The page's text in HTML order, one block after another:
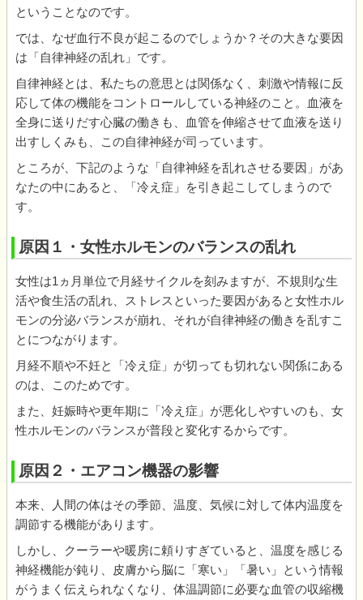
ということなのです。
では、なぜ血行不良が起こるのでしょうか？その大きな要因
は「自律神経の乱れ」です。
自律神経とは、私たちの意思とは関係なく、刺激や情報に反
応して体の機能をコントロールしている神経のこと。血液を
全身に送りだす心臓の働きも、血管を伸縮させて血液を送り
出すしくみも、この自律神経が司っています。
ところが、下記のような「自律神経を乱れさせる要因」があ
なたの中にあると、「冷え症」を引き起こしてしまうので
す。
原因１・女性ホルモンのバランスの乱れ
女性は1ヵ月単位で月経サイクルを刻みますが、不規則な生
活や食生活の乱れ、ストレスといった要因があると女性ホル
モンの分泌バランスが崩れ、それが自律神経の働きを乱すこ
とにつながります。
月経不順や不妊と「冷え症」が切っても切れない関係にある
のは、このためです。
また、妊娠時や更年期に「冷え症」が悪化しやすいのも、女
性ホルモンのバランスが普段と変化するからです。
原因２・エアコン機器の影響
本来、人間の体はその季節、温度、気候に対して体内温度を
調節する機能があります。
しかし、クーラーや暖房に頼りすぎていると、温度を感じる
神経機能が鈍り、皮膚から脳に「寒い」「暑い」という情報
がうまく伝えられなくなり、体温調節に必要な血管の収縮機